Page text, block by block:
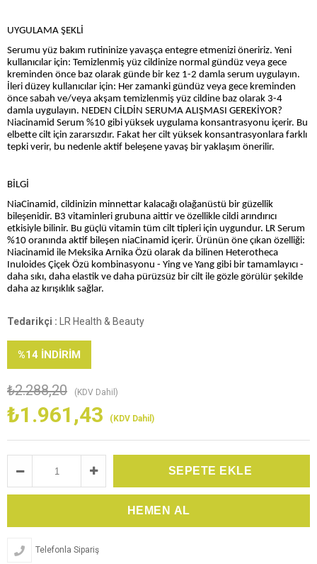
UYGULAMA ŞEKLİ
Serumu yüz bakım rutininize yavaşça entegre etmenizi öneririz. Yeni
kullanıcılar için: Temizlenmiş yüz cildinize normal gündüz veya gece
kreminden önce baz olarak günde bir kez 1-2 damla serum uygulayın.
İleri düzey kullanıcılar için: Her zamanki gündüz veya gece kreminden
önce sabah ve/veya akşam temizlenmiş yüz cildine baz olarak 3-4
damla uygulayın. NEDEN CİLDİN SERUMA ALIŞMASI GEREKİYOR?
Niacinamid Serum %10 gibi yüksek uygulama konsantrasyonu içerir. Bu
elbette cilt için zararsızdır. Fakat her cilt yüksek konsantrasyonlara farklı
tepki verir, bu nedenle aktif beleşene yavaş bir yaklaşım önerilir.
BİLGİ
NiaCinamid, cildinizin minnettar kalacağı olağanüstü bir güzellik
bileşenidir. B3 vitaminleri grubuna aittir ve özellikle cildi arındırıcı
etkisiyle bilinir. Bu güçlü vitamin tüm cilt tipleri için uygundur. LR Serum
%10 oranında aktif bileşen niaCinamid içerir. Ürünün öne çıkan özelliği:
Niacinamid ile Meksika Arnika Özü olarak da bilinen Heterotheca
Inuloides Çiçek Özü kombinasyonu - Ying ve Yang gibi bir tamamlayıcı -
daha sıkı, daha elastik ve daha pürüzsüz bir cilt ile gözle görülür şekilde
daha az kırışıklık sağlar.
Tedarikçi : LR Health & Beauty
%14 İNDIRIM
₺2.288,20 (KDV Dahil)
₺1.961,43 (KDV Dahil)
Telefonla Sipariş